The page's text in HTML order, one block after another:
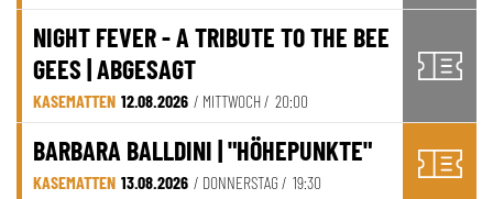
NIGHT FEVER - A TRIBUTE TO THE BEE
GEES | ABGESAGT
KASEMATTEN 12.08.2026 / MITTWOCH / 20:00
BARBARA BALLDINI | "HÖHEPUNKTE"
KASEMATTEN 13.08.2026 / DONNERSTAG / 19:30